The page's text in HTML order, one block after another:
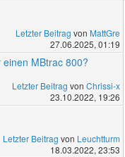
Letzter Beitrag von MattGre
27.06.2025, 01:19
MBtrac 800?
Letzter Beitrag von Chrissi-x
23.10.2022, 19:26
Letzter Beitrag von Leuchtturm
18.03.2022, 23:53